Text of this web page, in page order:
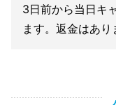
3日前から当日キ
ます。返金はあり